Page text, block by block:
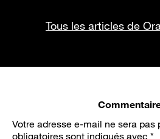
Tous les articles de
Votre adresse e-mail ne sera pas
obligatoires sont indiqués avec *